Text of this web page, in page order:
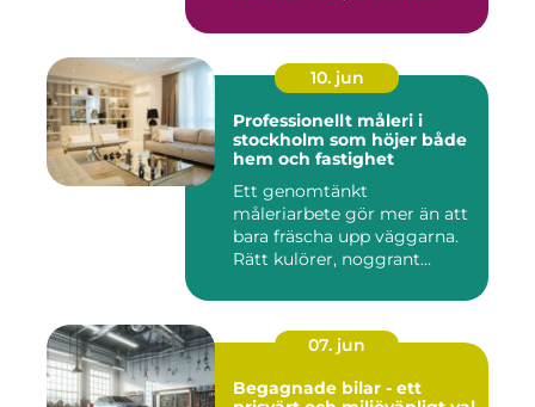
10. jun
Professionellt måleri i
stockholm som höjer både
hem och fastighet
Ett genomtänkt
måleriarbete gör mer än att
bara fräscha upp väggarna.
Rätt kulörer, noggrant
07. jun
Begagnade bilar - ett